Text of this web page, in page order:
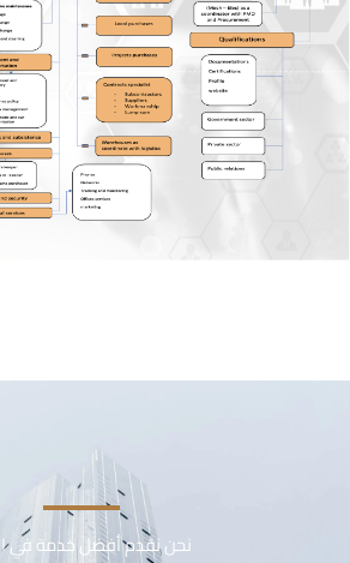
نحن نقدم أفضل خدمة في